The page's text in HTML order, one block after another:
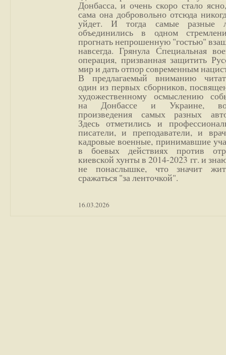
Донбасса, и очень скоро стало
сама она добровольно отсюда
уйдет. И тогда самые разные
объединились в одном
прогнать непрошенную "гостью"
навсегда. Грянула Специальная
операция, призванная защитить
мир и дать отпор современным
В предлагаемый вниманию
один из первых сборников,
художественному осмыслению
на Донбассе и Украине,
произведения самых разных
Здесь отметились и
писатели, и преподаватели, и
кадровые военные, принимавшие
в боевых действиях против
киевской хунты в 2014-2023 гг. и
не понаслышке, что значит
сражаться "за ленточкой".
16.03.2026